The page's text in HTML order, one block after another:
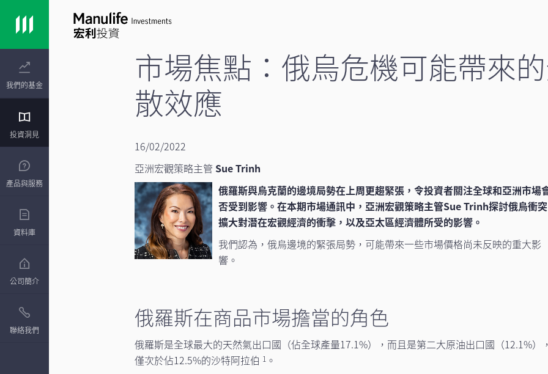
我們的基金
投資洞見
產品與服務
資料庫
公司簡介
聯絡我們
市場焦點：俄烏危機可能帶來
散效應
16/02/2022
亞洲宏觀策略主管 Sue Trinh
俄羅斯與烏克蘭的邊境局勢在上周更趨緊張，令投資者關注全球和亞洲市場
否受到影響。在本期市場通訊中，亞洲宏觀策略主管Sue Trinh探討俄烏衝突
擴大對潛在宏觀經濟的衝擊，以及亞太區經濟體所受的影響。
我們認為，俄烏邊境的緊張局勢，可能帶來一些市場價格尚未反映的重大影
響。
俄羅斯在商品市場擔當的角色
俄羅斯是全球最大的天然氣出口國（佔全球產量17.1%），而且是第二大原油出口國（12.1%），
僅次於佔12.5%的沙特阿拉伯 1 。